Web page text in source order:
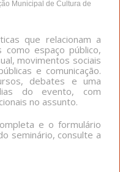
Municipal de Cultura de
que relacionam a
como espaço público,
movimentos sociais
e comunicação.
debates e uma
do evento, com
no assunto.
e o formulário
seminário, consulte a